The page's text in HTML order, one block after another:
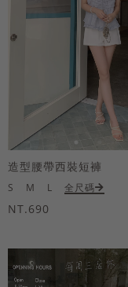
造型腰帶西裝短褲
S M L 全尺碼
NT.690